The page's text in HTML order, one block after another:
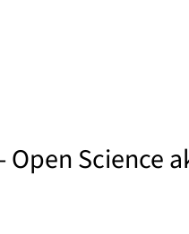
Open Science